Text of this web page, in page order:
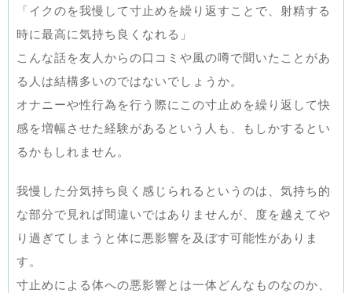
「イクのを我慢して寸止めを繰り返すことで、射精する
時に最高に気持ち良くなれる」
こんな話を友人からの口コミや風の噂で聞いたことがあ
る人は結構多いのではないでしょうか。
オナニーや性行為を行う際にこの寸止めを繰り返して快
感を増幅させた経験があるという人も、もしかするとい
るかもしれません。
我慢した分気持ち良く感じられるというのは、気持ち的
な部分で見れば間違いではありませんが、度を越えてや
り過ぎてしまうと体に悪影響を及ぼす可能性がありま
す。
寸止めによる体への悪影響とは一体どんなものなのか、